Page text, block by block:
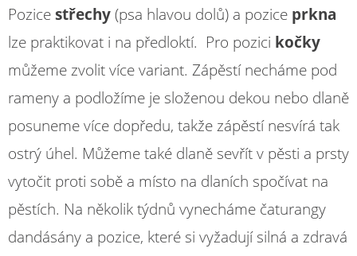
Pozicestřechy(psa hlavou dolů) a pozice prkna
lze praktikovat i na předloktí. Pro pozici kočky
můžeme zvolit více variant. Zápěstí necháme pod
rameny a podložíme je složenou dekou nebo dlaně
posuneme více dopředu, takže zápěstí nesvírá tak
ostrý úhel. Můžeme také dlaně sevřít v pěsti a prsty
vytočit proti sobě a místo na dlaních spočívat na
pěstích. Na několik týdnů vynecháme čaturangy
dandásány a pozice, které si vyžadují silná a zdravá